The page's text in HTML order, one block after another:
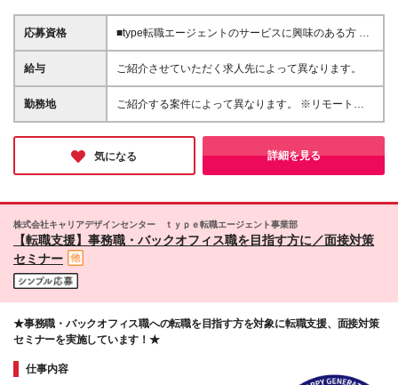
応募資格
■type転職エージェントのサービスに興味のある方 ☆
転職のタイミングに悩んでいる方、まずは自分の選択
肢を知りたい方など、まだ本格的な転職活動を始めて
給与 ご紹介させていただく求人先によって異なります。
勤務地
ご紹介する案件によって異なります。 ※リモート勤務
可能な求人も多数お取り扱いしております！
気になる 詳細を見る
株式会社キャリアデザインセンター ｔｙｐｅ転職エージェント事業部
【転職支援】事務職・バックオフィス職を目指す方に／面接対策
セミナー
★事務職・バックオフィス職への転職を目指す方を対象に転職支援、面接対策
セミナーを実施しています！★
仕事内容